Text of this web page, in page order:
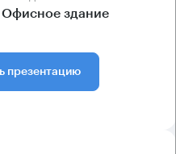
Офисное здание
презентацию